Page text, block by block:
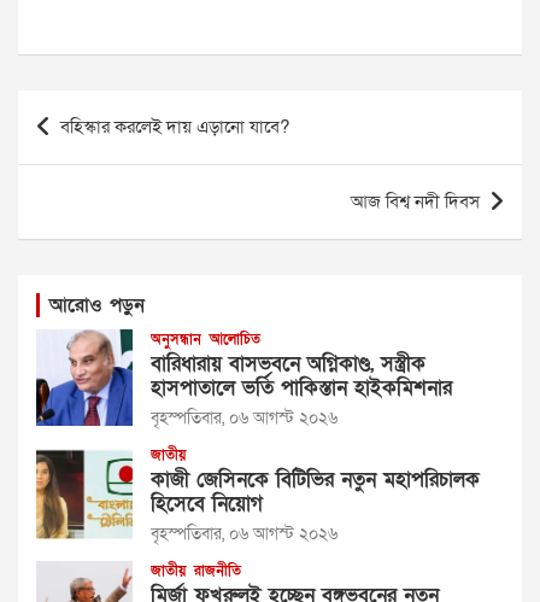
Post
navigation
বহিস্কার করলেই দায় এড়ানো যাবে?
আজ বিশ্ব নদী দিবস
আরোও পড়ুন
অনুসন্ধান আলোচিত
বারিধারায় বাসভবনে অগ্নিকাণ্ড, সস্ত্রীক
হাসপাতালে ভর্তি পাকিস্তান হাইকমিশনার
বৃহস্পতিবার, ০৬ আগস্ট ২০২৬
জাতীয়
কাজী জেসিনকে বিটিভির নতুন মহাপরিচালক
হিসেবে নিয়োগ
বৃহস্পতিবার, ০৬ আগস্ট ২০২৬
জাতীয় রাজনীতি
মির্জা ফখরুলই হচ্ছেন বঙ্গভবনের নতুন